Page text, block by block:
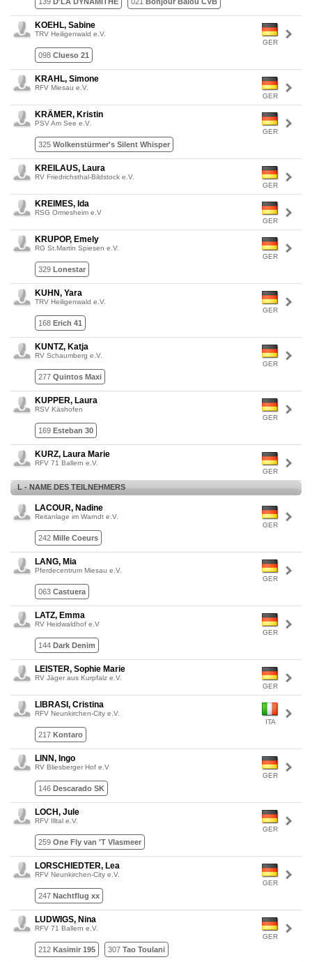
GER
KOEHL, Sabine
TRV Heiligenwald e.V.
098 Clueso 21
GER
KRAHL, Simone
RFV Miesau e.V.
GER
KRÄMER, Kristin
PSV Am See e.V.
325 Wolkenstürmer's Silent Whisper
GER
KREILAUS, Laura
RV Friedrichsthal-Bildstock e.V.
GER
KREIMES, Ida
RSG Ormesheim e.V
GER
KRUPOP, Emely
RG St.Martin Spiesen e.V.
329 Lonestar
GER
KUHN, Yara
TRV Heiligenwald e.V.
168 Erich 41
GER
KUNTZ, Katja
RV Schaumberg e.V.
277 Quintos Maxi
GER
KUPPER, Laura
RSV Käshofen
169 Esteban 30
GER
KURZ, Laura Marie
RFV 71 Ballern e.V.
L - NAME DES TEILNEHMERS
GER
LACOUR, Nadine
Reitanlage im Warndt e.V.
242 Mille Coeurs
GER
LANG, Mia
Pferdecentrum Miesau e.V.
063 Castuera
GER
LATZ, Emma
RV Heidwaldhof e.V
144 Dark Denim
GER
LEISTER, Sophie Marie
RV Jäger aus Kurpfalz e.V.
ITA
LIBRASI, Cristina
RFV Neunkirchen-City e.V.
217 Kontaro
GER
LINN, Ingo
RV Bliesberger Hof e.V
146 Descarado SK
GER
LOCH, Jule
RFV Illtal e.V.
259 One Fly van 'T Vlasmeer
GER
LORSCHIEDTER, Lea
RFV Neunkirchen-City e.V.
247 Nachtflug xx
GER
LUDWIGS, Nina
RFV 71 Ballern e.V.
212 Kasimir 195 307 Tao Toulani